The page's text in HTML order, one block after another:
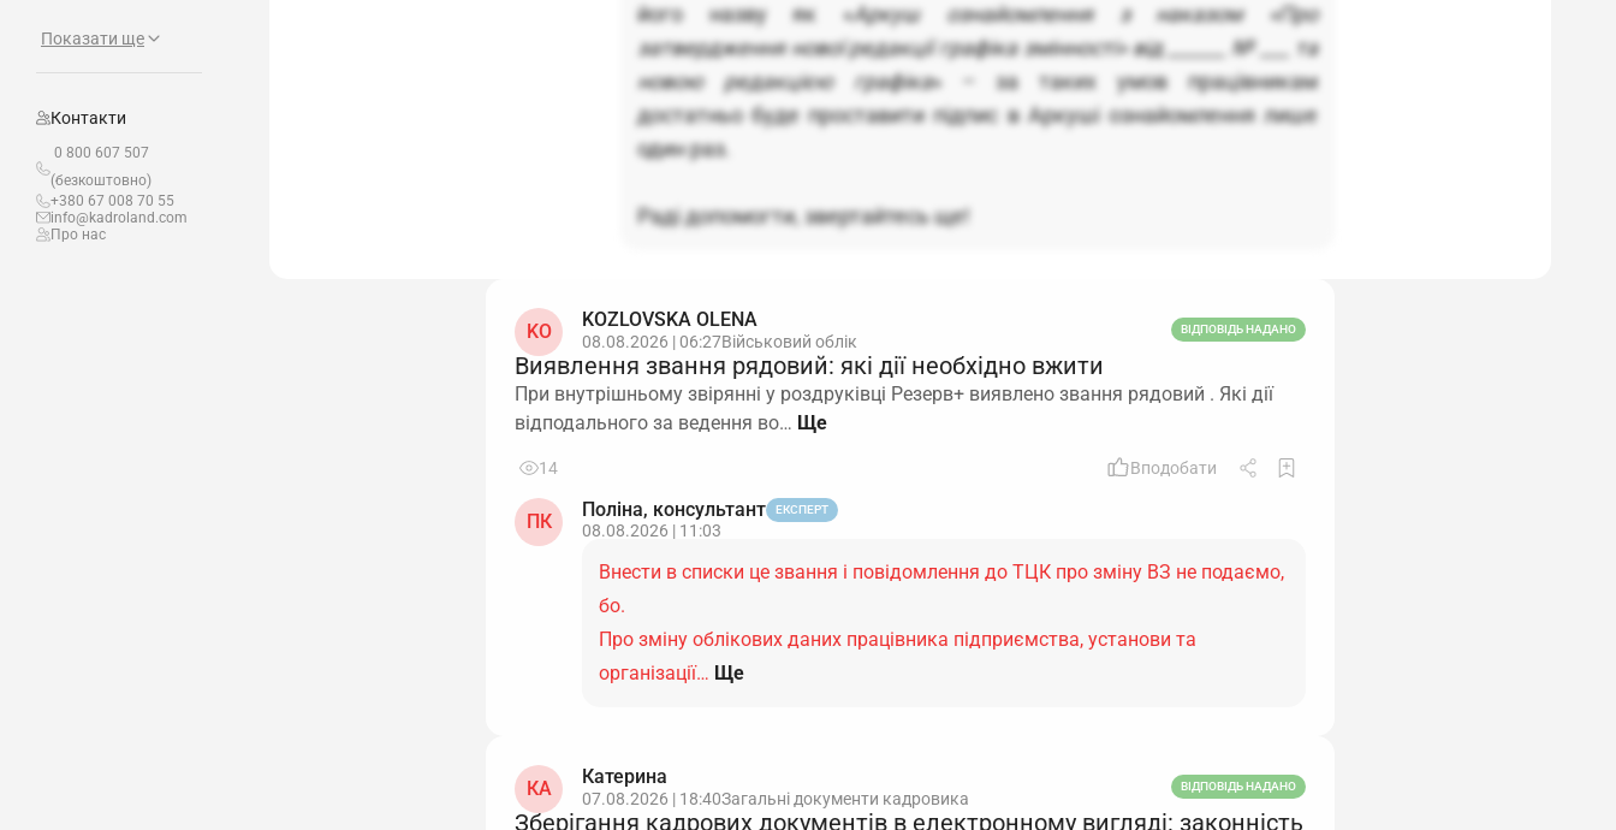
Показати ще
Контакти
0 800 607 507
(безкоштовно)
+380 67 008 70 55
info@kadroland.com
Про нас
його назву як «Аркуш ознайомлення з наказом «Про
затвердження нової редакції графіка змінності» від ______ № ___ та
новою редакцією графіка» – за таких умов працівникам
достатньо буде проставити підпис в Аркуші ознайомлення лише
один раз.
Раді допомогти, звертайтесь ще!
KO
KOZLOVSKA OLENA
08.08.2026 | 06:27Військовий облік
ВІДПОВІДЬ НАДАНО
Виявлення звання рядовий: які дії необхідно вжити
При внутрішньому звірянні у роздруківці Резерв+ виявлено звання рядовий . Які дії
відподального за ведення во…
14 Вподобати
ПК
Поліна, консультант ЕКСПЕРТ
08.08.2026 | 11:03
Внести в списки це звання і повідомлення до ТЦК про зміну ВЗ не подаємо,
бо.
Про зміну облікових даних працівника підприємства, установи та
організації… Ще
КА
Катерина
07.08.2026 | 18:40Загальні документи кадровика
ВІДПОВІДЬ НАДАНО
Зберігання кадрових документів в електронному вигляді: законність